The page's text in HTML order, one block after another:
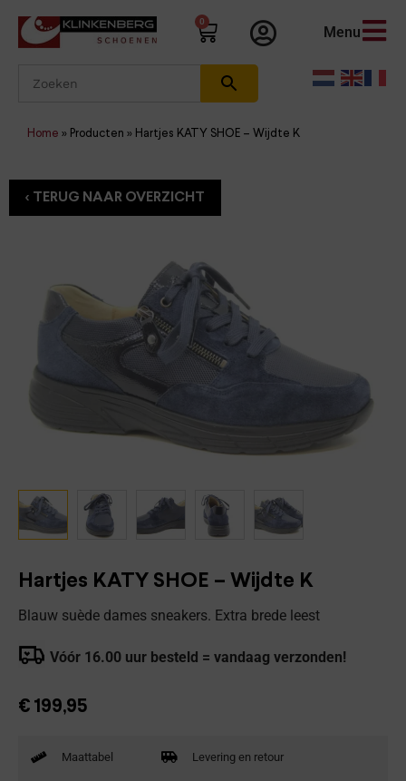
0
Menu
Home » Producten » Hartjes KATY SHOE – Wijdte K
Hartjes KATY SHOE – Wijdte K
Blauw suède dames sneakers. Extra brede leest
Vóór 16.00 uur besteld = vandaag verzonden!
€ 199,95
Maattabel Levering en retour